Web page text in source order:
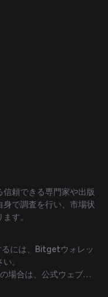
頼できる専門家や出版
で調査を行い、市場状
す。
には、Bitgetウォレッ
。
場合は、公式ウェブサ
ットアプリをダウンロ